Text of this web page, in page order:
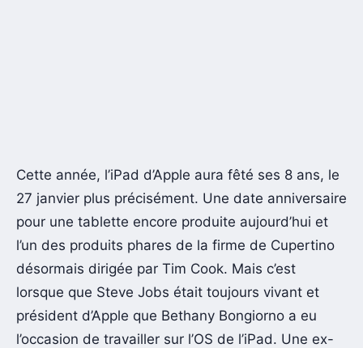
Cette année, l’iPad d’Apple aura fêté ses 8 ans, le
27 janvier plus précisément. Une date anniversaire
pour une tablette encore produite aujourd’hui et
l’un des produits phares de la firme de Cupertino
désormais dirigée par Tim Cook. Mais c’est
lorsque que Steve Jobs était toujours vivant et
président d’Apple que Bethany Bongiorno a eu
l’occasion de travailler sur l’OS de l’iPad. Une ex-